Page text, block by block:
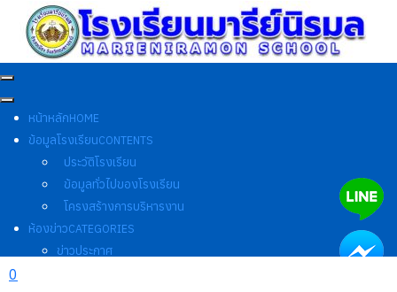
หน้าหลักHOME
ข้อมูลโรงเรียนCONTENTS
ประวัติโรงเรียน
ข้อมูลทั่วไปของโรงเรียน
โครงสร้างการบริหารงาน
ห้องข่าวCATEGORIES
ข่าวประกาศ
0